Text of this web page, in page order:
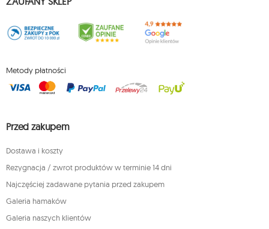
Metody płatności
Przed zakupem
Dostawa i koszty
Rezygnacja / zwrot produktów w terminie 14 dni
Najczęściej zadawane pytania przed zakupem
Galeria hamaków
Galeria naszych klientów